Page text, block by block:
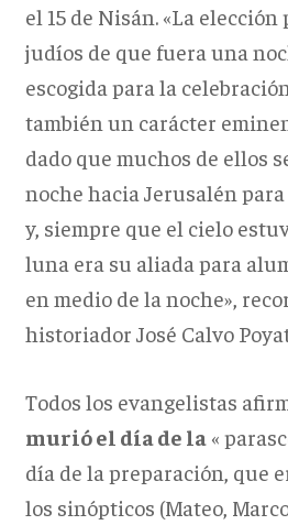
el 15 de Nisán. «La
judíos de que fuera una
escogida para la
también un carácter
dado que muchos de ellos
noche hacia Jerusalén
y, siempre que el cielo
luna era su aliada para
en medio de la noche»,
historiador José Calvo
Todos los evangelistas
murió el día de la «
día de la preparación, que
los sinópticos (Mateo,